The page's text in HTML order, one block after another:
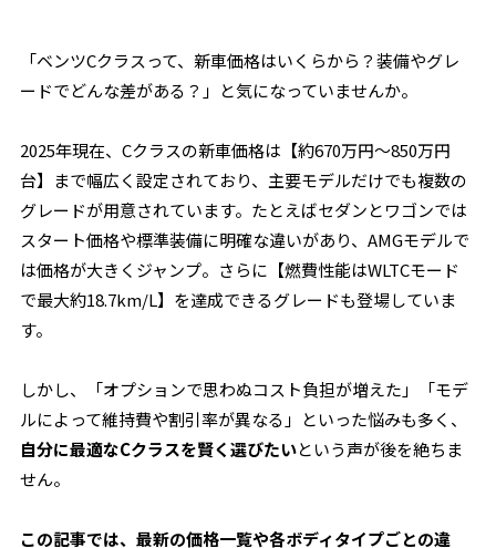
「ベンツCクラスって、新車価格はいくらから？装備やグレ
ードでどんな差がある？」と気になっていませんか。
2025年現在、Cクラスの新車価格は【約670万円～850万円
台】まで幅広く設定されており、主要モデルだけでも複数の
グレードが用意されています。たとえばセダンとワゴンでは
スタート価格や標準装備に明確な違いがあり、AMGモデルで
は価格が大きくジャンプ。さらに【燃費性能はWLTCモード
で最大約18.7km/L】を達成できるグレードも登場していま
す。
しかし、「オプションで思わぬコスト負担が増えた」「モデ
ルによって維持費や割引率が異なる」といった悩みも多く、
自分に最適なCクラスを賢く選びたいという声が後を絶ちま
せん。
この記事では、最新の価格一覧や各ボディタイプごとの違